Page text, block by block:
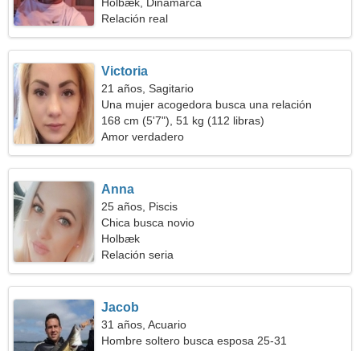
Relación real
Victoria
21 años, Sagitario
Una mujer acogedora busca una relación
apasionada
168 cm (5'7"), 51 kg (112 libras)
Amor verdadero
Anna
25 años, Piscis
Chica busca novio
Holbæk
Relación seria
Jacob
31 años, Acuario
Hombre soltero busca esposa 25-31